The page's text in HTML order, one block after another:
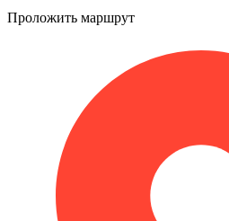
Проложить маршрут